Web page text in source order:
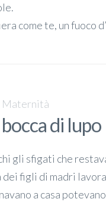
come te, un fuoco
Maternità
di lupo
gli sfigati che
figli di madri
a casa